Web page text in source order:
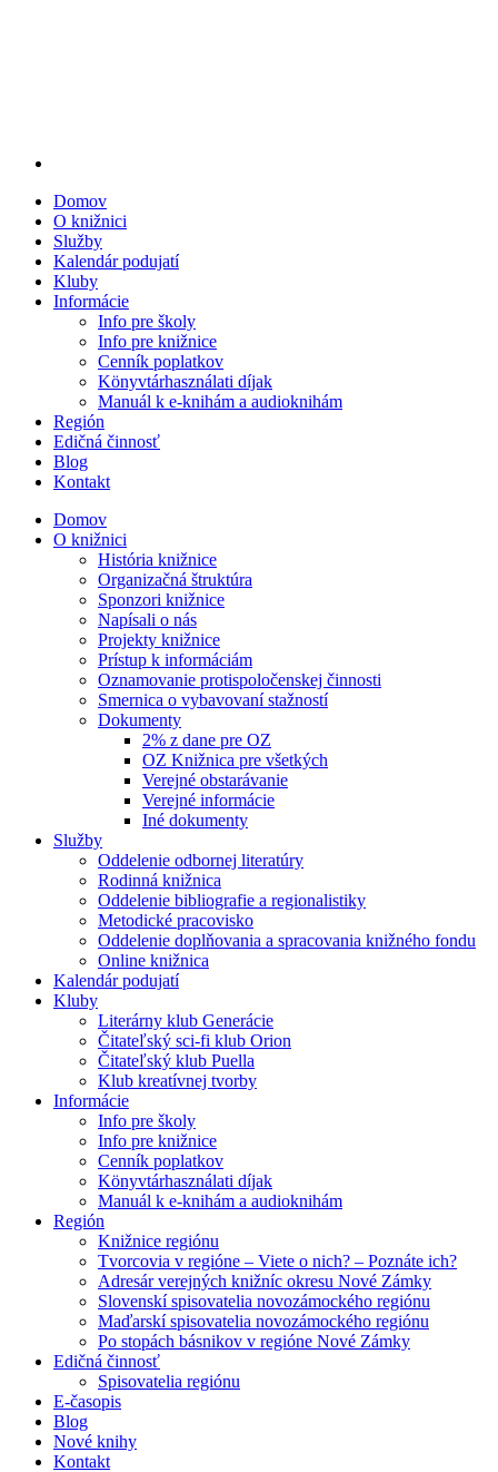
Domov
O knižnici
Služby
Kalendár podujatí
Kluby
Informácie
Info pre školy
Info pre knižnice
Cenník poplatkov
Könyvtárhasználati díjak
Manuál k e-knihám a audioknihám
Región
Edičná činnosť
Blog
Kontakt
Domov
O knižnici
História knižnice
Organizačná štruktúra
Sponzori knižnice
Napísali o nás
Projekty knižnice
Prístup k informáciám
Oznamovanie protispoločenskej činnosti
Smernica o vybavovaní stažností
Dokumenty
2% z dane pre OZ
OZ Knižnica pre všetkých
Verejné obstarávanie
Verejné informácie
Iné dokumenty
Služby
Oddelenie odbornej literatúry
Rodinná knižnica
Oddelenie bibliografie a regionalistiky
Metodické pracovisko
Oddelenie doplňovania a spracovania knižného fondu
Online knižnica
Kalendár podujatí
Kluby
Literárny klub Generácie
Čitateľský sci-fi klub Orion
Čitateľský klub Puella
Klub kreatívnej tvorby
Informácie
Info pre školy
Info pre knižnice
Cenník poplatkov
Könyvtárhasználati díjak
Manuál k e-knihám a audioknihám
Región
Knižnice regiónu
Tvorcovia v regióne – Viete o nich? – Poznáte ich?
Adresár verejných knižníc okresu Nové Zámky
Slovenskí spisovatelia novozámockého regiónu
Maďarskí spisovatelia novozámockého regiónu
Po stopách básnikov v regióne Nové Zámky
Edičná činnosť
Spisovatelia regiónu
E-časopis
Blog
Nové knihy
Kontakt